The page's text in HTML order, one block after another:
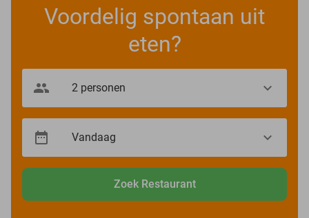
Voordelig spontaan uit
eten?
Zoek Restaurant